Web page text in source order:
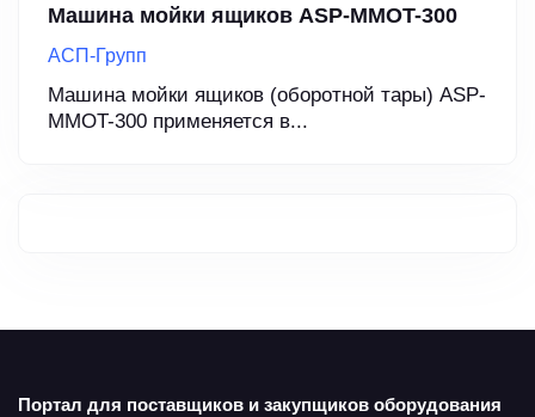
Машина мойки ящиков ASP-MMOT-300
АСП-Групп
Машина мойки ящиков (оборотной тары) ASP-
MMOT-300 применяется в...
Портал для поставщиков и закупщиков оборудования